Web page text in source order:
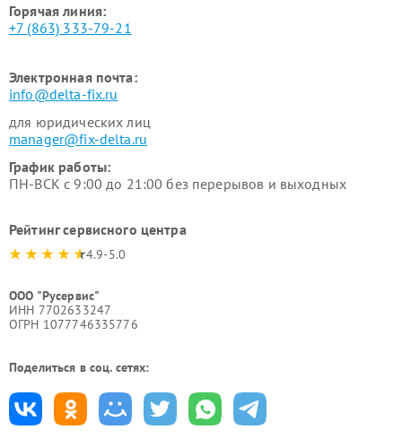
Горячая линия:
+7 (863) 333-79-21
Электронная почта:
info@delta-fix.ru
для юридических лиц
manager@fix-delta.ru
График работы:
ПН-ВСК с 9:00 до 21:00 без перерывов и выходных
Рейтинг сервисного центра
4.9-5.0
ООО "Русервис"
ИНН 7702633247
ОГРН 1077746335776
Поделиться в соц. сетях: